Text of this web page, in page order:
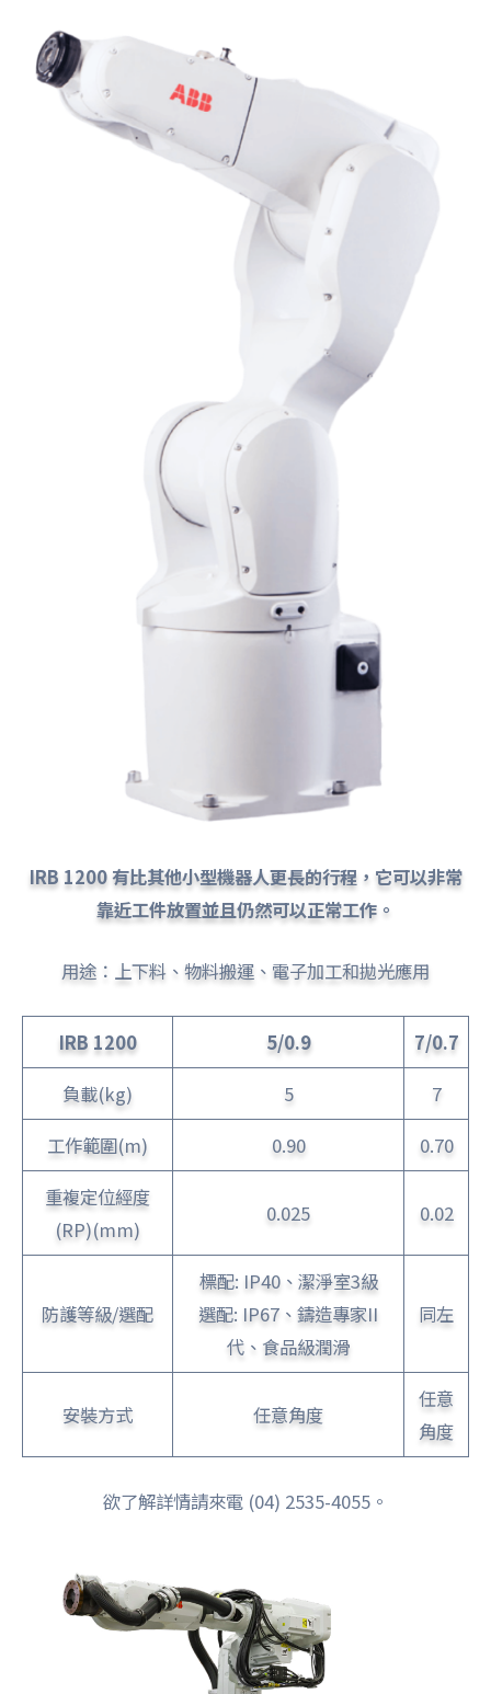
IRB 1200 有比其他小型機器人更長的行程，它可以非常
靠近工件放置並且仍然可以正常工作。
用途：上下料、物料搬運、電子加工和拋光應用
IRB 1200 5/0.9
7/0.7
負載(kg)
5
7
工作範圍(m)
0.90
0.70
重複定位經度
(RP)(mm)
0.025 0.02
防護等級/選配
標配: IP40、潔淨室3級
選配: IP67、鑄造專家II
代、食品級潤滑
同左
安裝方式 任意角度
任意
角度
欲了解詳情請來電 (04) 2535-4055。